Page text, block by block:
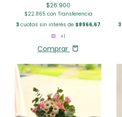
$26.900
$22.865 con Transferencia
3cuotas sin interés de $8966,67
+1
Comprar
3